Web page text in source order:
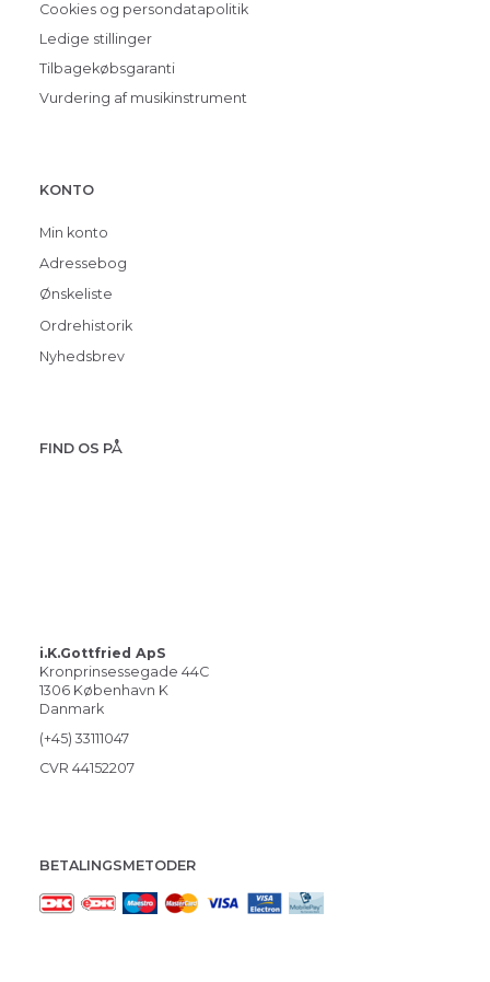
Cookies og persondatapolitik
Ledige stillinger
Tilbagekøbsgaranti
Vurdering af musikinstrument
KONTO
Min konto
Adressebog
Ønskeliste
Ordrehistorik
Nyhedsbrev
FIND OS PÅ
i.K.Gottfried ApS
Kronprinsessegade 44C
1306 København K
Danmark
(+45) 33111047
CVR 44152207
BETALINGSMETODER